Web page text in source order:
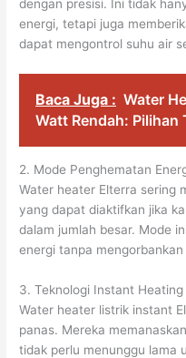
dengan presisi. Ini tidak
energi, tetapi juga
dapat mengontrol suhu air
Baca Juga : Water
Watt Rendah: Pilihan
2. Mode Penghematan
Water heater Elterra sering
yang dapat diaktifkan jika
dalam jumlah besar. Mode
energi tanpa
3. Teknologi Instant Heating
Water heater listrik instant
panas. Mereka
tidak perlu menunggu lama